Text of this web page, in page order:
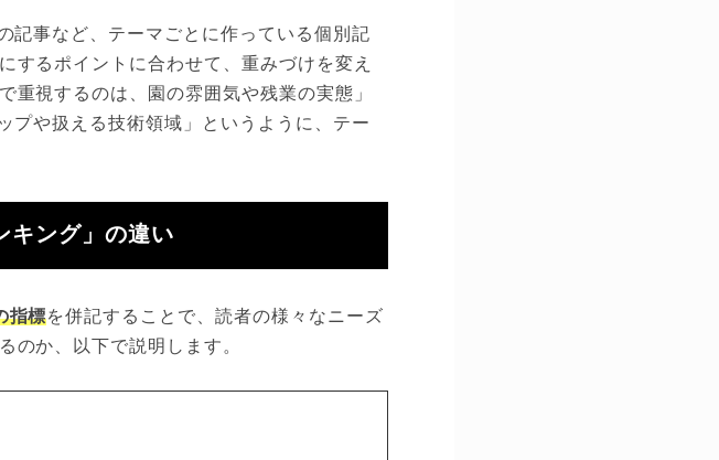
記事など、テーマごとに作っている個別記
するポイントに合わせて、重みづけを変え
重視するのは、園の雰囲気や残業の実態」
プや扱える技術領域」というように、テー
キング」の違い
指標を併記することで、読者の様々なニーズ
のか、以下で説明します。